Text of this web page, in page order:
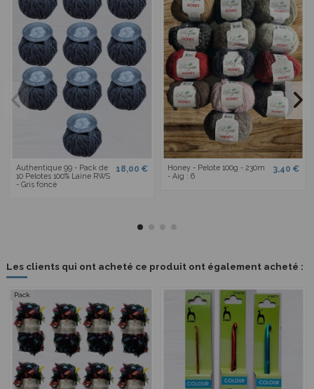
Authentique 99 - Pack de
10 Pelotes 100% Laine RWS
- Gris foncé
18,00 €
Honey - Pelote 100g - 230m
- Aig : 6
3,40 €
Les clients qui ont acheté ce produit ont également acheté :
Pack